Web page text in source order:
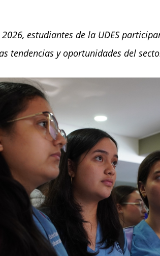
estudiantes de la UDES
tendencias y oportunidades del